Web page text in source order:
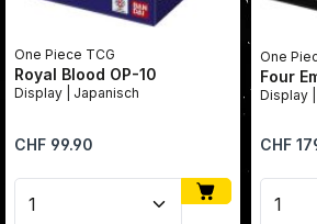
One Piece TCG
Royal Blood OP-10
Display | Japanisch
Regulärer Preis:
CHF 99.90
Produkt Anzahl: Gib den
One
Four
CHF